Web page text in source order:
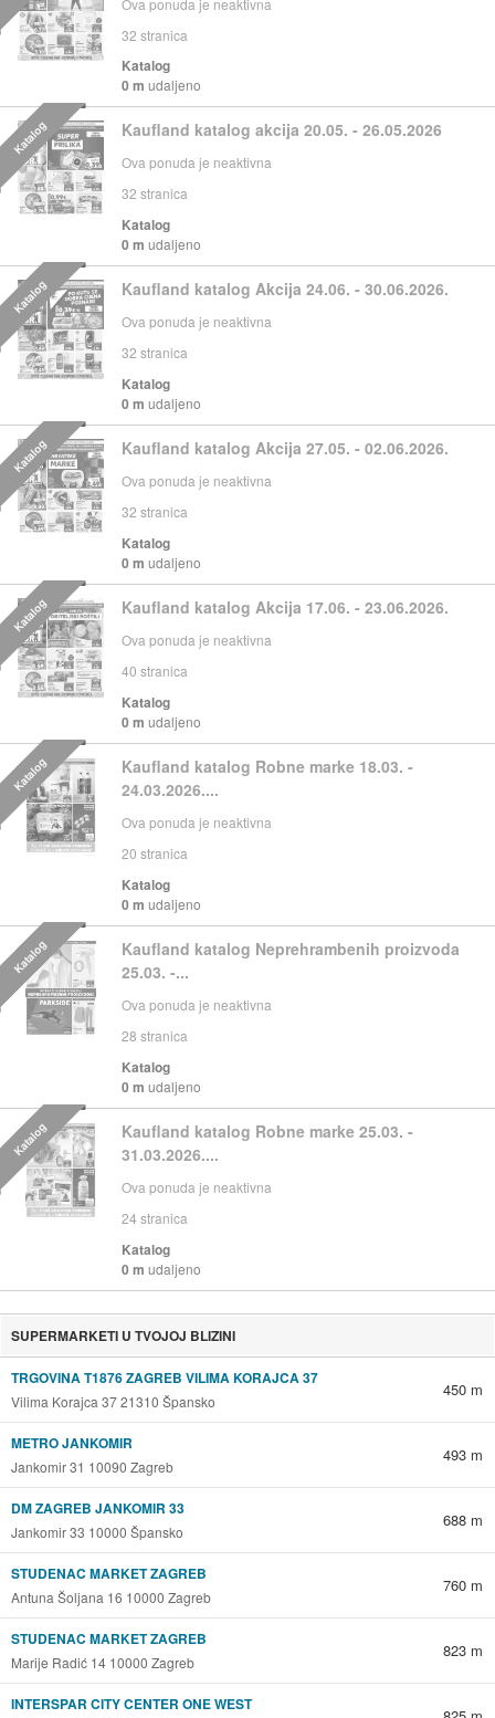
32 stranica
Katalog
0 m udaljeno
Kaufland katalog akcija 20.05. - 26.05.2026
Ova ponuda je neaktivna
32 stranica
Katalog
0 m udaljeno
Katalog
Kaufland katalog Akcija 24.06. - 30.06.2026.
Ova ponuda je neaktivna
32 stranica
Katalog
0 m udaljeno
Katalog
Kaufland katalog Akcija 27.05. - 02.06.2026.
Ova ponuda je neaktivna
32 stranica
Katalog
0 m udaljeno
Katalog
Kaufland katalog Akcija 17.06. - 23.06.2026.
Ova ponuda je neaktivna
40 stranica
Katalog
0 m udaljeno
Katalog
Kaufland katalog Robne marke 18.03. -
24.03.2026....
Ova ponuda je neaktivna
20 stranica
Katalog
0 m udaljeno
Katalog
Kaufland katalog Neprehrambenih proizvoda
25.03. -...
Ova ponuda je neaktivna
28 stranica
Katalog
0 m udaljeno
Katalog
Kaufland katalog Robne marke 25.03. -
31.03.2026....
Ova ponuda je neaktivna
24 stranica
Katalog
0 m udaljeno
Katalog
SUPERMARKETI U TVOJOJ BLIZINI
TRGOVINA T1876 ZAGREB VILIMA KORAJCA 37
Vilima Korajca 37 21310 Špansko
450 m
METRO JANKOMIR
Jankomir 31 10090 Zagreb
493 m
DM ZAGREB JANKOMIR 33
Jankomir 33 10000 Špansko
688 m
STUDENAC MARKET ZAGREB
Antuna Šoljana 16 10000 Zagreb
760 m
STUDENAC MARKET ZAGREB
Marije Radić 14 10000 Zagreb
823 m
INTERSPAR CITY CENTER ONE WEST